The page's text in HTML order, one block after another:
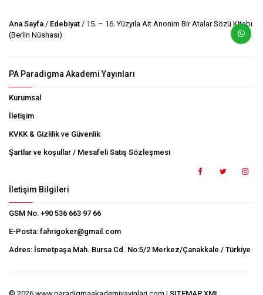
Ana Sayfa / Edebiyat / 15. – 16. Yüzyıla Ait Anonim Bir Atalar Sözü Kitabı
(Berlin Nüshası)
PA Paradigma Akademi Yayınları
Kurumsal
İletişim
KVKK & Gizlilik ve Güvenlik
Şartlar ve koşullar / Mesafeli Satış Sözleşmesi
İletişim Bilgileri
GSM No: +90 536 663 97 66
E-Posta: fahrigoker@gmail.com
Adres: İsmetpaşa Mah. Bursa Cd. No:5/2 Merkez/Çanakkale / Türkiye